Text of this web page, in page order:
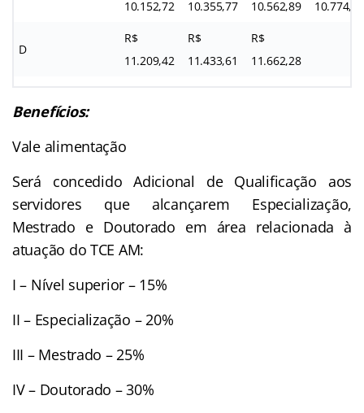
10.152,72 10.355,77 10.562,89 10.774,15
D
R$
11.209,42
R$
11.433,61
R$
11.662,28
Benefícios:
Vale alimentação
Será concedido Adicional de Qualificação aos
servidores que alcançarem Especialização,
Mestrado e Doutorado em área relacionada à
atuação do TCE AM:
I – Nível superior – 15%
II – Especialização – 20%
III – Mestrado – 25%
IV – Doutorado – 30%